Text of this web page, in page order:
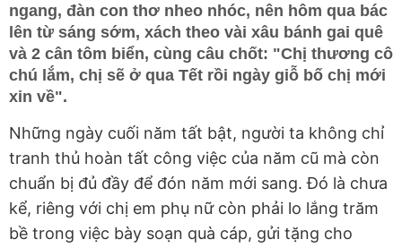
ngang, đàn con thơ nheo nhóc, nên hôm qua bác
lên từ sáng sớm, xách theo vài xâu bánh gai quê
và 2 cân tôm biển, cùng câu chốt: "Chị thương cô
chú lắm, chị sẽ ở qua Tết rồi ngày giỗ bố chị mới
xin về".
Những ngày cuối năm tất bật, người ta không chỉ
tranh thủ hoàn tất công việc của năm cũ mà còn
chuẩn bị đủ đầy để đón năm mới sang. Đó là chưa
kể, riêng với chị em phụ nữ còn phải lo lắng trăm
bề trong việc bày soạn quà cáp, gửi tặng cho